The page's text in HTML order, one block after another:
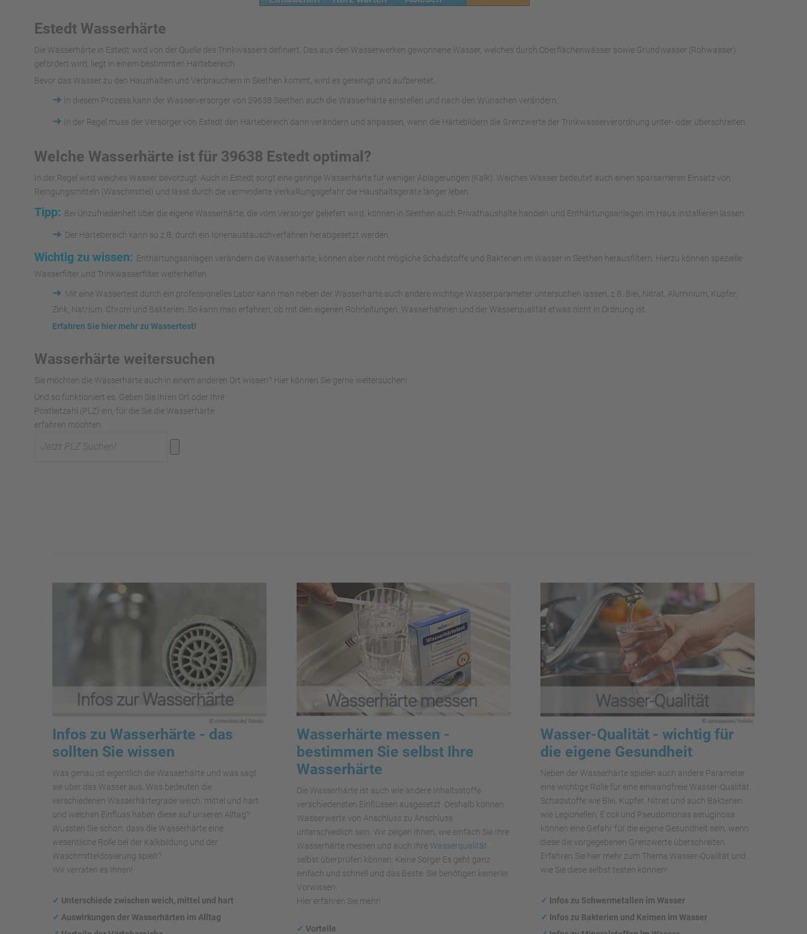
Estedt Wasserhärte
Die Wasserhärte in Estedt wird von der Quelle des Trinkwassers definiert. Das aus den Wasserwerken gewonnene Wasser, welches durch Oberflächenwässer sowie Grundwasser (Rohwasser)
gefördert wird, liegt in einem bestimmten Härtebereich.
Bevor das Wasser zu den Haushalten und Verbrauchern in Seethen kommt, wird es gereinigt und aufbereitet.
➜ In diesem Prozess kann der Wasserversorger von 39638 Seethen auch die Wasserhärte einstellen und nach den Wünschen verändern.
➜ In der Regel muss der Versorger von Estedt den Härtebereich dann verändern und anpassen, wenn die Härtebildern die Grenzwerte der Trinkwasserverordnung unter- oder überschreiten.
Welche Wasserhärte ist für 39638 Estedt optimal?
In der Regel wird weiches Wasser bevorzugt. Auch in Estedt sorgt eine geringe Wasserhärte für weniger Ablagerungen (Kalk). Weiches Wasser bedeutet auch einen sparsameren Einsatz von
Reingungsmitteln (Waschmittel) und lässt durch die verminderte Verkalkungsgefahr die Haushaltsgeräte länger leben.
Tipp: Bei Unzufriedenheit über die eigene Wasserhärte, die vom Versorger geliefert wird, können in Seethen auch Privathaushalte handeln und Enthärtungsanlagen im Haus installieren lassen.
➜ Der Härtebereich kann so z.B. durch ein Ionenaustauschverfahren herabgesetzt werden.
Wichtig zu wissen: Enthärtungsanlagen verändern die Wasserhärte, können aber nicht mögliche Schadstoffe und Bakterien im Wasser in Seethen herausfiltern. Hierzu können spezielle
Wasserfilter und Trinkwasserfilter weiterhelfen.
➜ Mit eine Wassertest durch ein professionelles Labor kann man neben der Wasserhärte auch andere wichtige Wasserparameter untersuchen lassen, z.B. Blei, Nitrat, Aluminium, Kupfer,
Zink, Natrium, Chrom und Bakterien. So kann man erfahren, ob mit den eigenen Rohrleitungen, Wasserhähnen und der Wasserqualität etwas nicht in Ordnung ist.
Erfahren Sie hier mehr zu Wassertest!
Wasserhärte weitersuchen
Sie möchten die Wasserhärte auch in einem anderen Ort wissen? Hier können Sie gerne weitersuchen!
Und so funktioniert es: Geben Sie Ihren Ort oder Ihre
Postleitzahl (PLZ) ein, für die Sie die Wasserhärte
erfahren möchten:
Infos zu Wasserhärte - das
sollten Sie wissen
Was genau ist eigentlich die Wasserhärte und was sagt
sie über das Wasser aus. Was bedeuten die
verschiedenen Wasserhärtegrade weich, mittel und hart
und welchen Einfluss haben diese auf unseren Alltag?
Wussten Sie schon, dass die Wasserhärte eine
wesentliche Rolle bei der Kalkbildung und der
Waschmitteldosierung spielt?
Wir verraten es Ihnen!
✓ Unterschiede zwischen weich, mittel und hart
✓ Auswirkungen der Wasserhärten im Alltag
Wasserhärte messen -
bestimmen Sie selbst Ihre
Wasserhärte
Die Wasserhärte ist auch wie andere Inhaltsstoffe
verschiedensten Einflüssen ausgesetzt. Deshalb können
Wasserwerte von Anschluss zu Anschluss
unterschiedlich sein. Wir zeigen Ihnen, wie einfach Sie Ihre
Wasserhärte messen und auch IhreWasserqualität
selbst überprüfen können. Keine Sorge! Es geht ganz
einfach und schnell und das Beste: Sie benötigen keinerlei
Vorwissen.
Hier erfahren Sie mehr!
✓ Vorteile
Wasser-Qualität - wichtig für
die eigene Gesundheit
Neben der Wasserhärte spielen auch andere Parameter
eine wichtige Rolle für eine einwandfreie Wasser-Qualität.
Schadstoffe wie Blei, Kupfer, Nitrat und auch Bakterien
wie Legionellen, E.coli und Pseudomonas aeruginosa
können eine Gefahr für die eigene Gesundheit sein, wenn
diese die vorgegebenen Grenzwerte überschreiten.
Erfahren Sie hier mehr zum Thema Wasser-Qualität und
wie Sie diese selbst testen können!
✓ Infos zu Schwermetallen im Wasser
✓ Infos zu Bakterien und Keimen im Wasser